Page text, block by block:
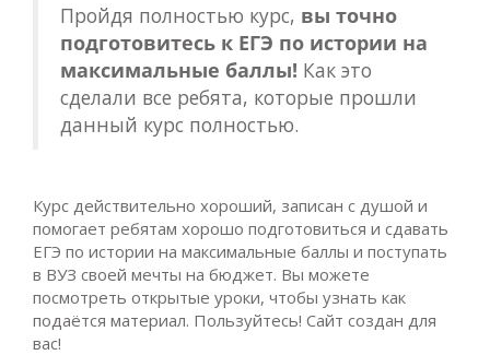
Пройдя полностью курс, вы точно
подготовитесь к ЕГЭ по истории на
максимальные баллы! Как это
сделали все ребята, которые прошли
данный курс полностью.
Курс действительно хороший, записан с душой и
помогает ребятам хорошо подготовиться и сдавать
ЕГЭ по истории на максимальные баллы и поступать
в ВУЗ своей мечты на бюджет. Вы можете
посмотреть открытые уроки, чтобы узнать как
подаётся материал. Пользуйтесь! Сайт создан для
вас!